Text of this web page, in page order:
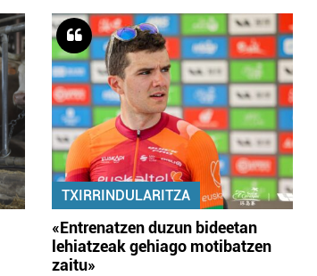
TXIRRINDULARITZA
«Entrenatzen duzun bideetan
lehiatzeak gehiago motibatzen
zaitu»